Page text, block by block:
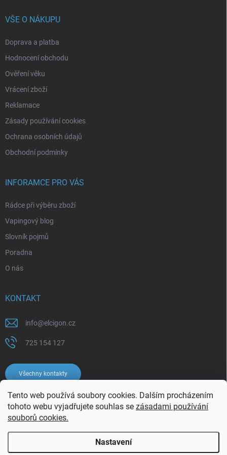
Tento web používá soubory cookies. Dalším procházením
tohoto webu vyjadřujete souhlas se zásadami používání
souborů cookies.
Nastavení
VŠE O NÁKUPU
Doprava a platba
Hodnocení obchodu
Ověření věku
Vrácení zboží
Reklamace
Zásady používání cookies
Ochrana osobních údajů
Obchodní podmínky
INFORAMCE PRO VÁS
Rádce při výběru zboží
Vapingový blog
Slovník pojmů
Poradna
O nás
KONTAKT
info@elcigon.cz
725 154 127
Všechny kontakty
Copyright 2026Elcigon.cz. Všechna práva vyhrazena.Upravit nastavení